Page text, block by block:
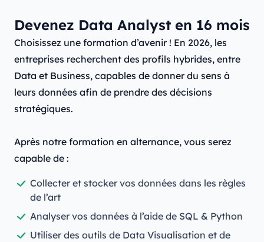
Devenez Data Analyst en 16 mois
Choisissez une formation d’avenir ! En 2026, les
entreprises recherchent des profils hybrides, entre
Data et Business, capables de donner du sens à
leurs données afin de prendre des décisions
stratégiques.
Après notre formation en alternance, vous serez
capable de :
Collecter et stocker vos données dans les règles
de l’art
Analyser vos données à l’aide de SQL & Python
Utiliser des outils de Data Visualisation et de